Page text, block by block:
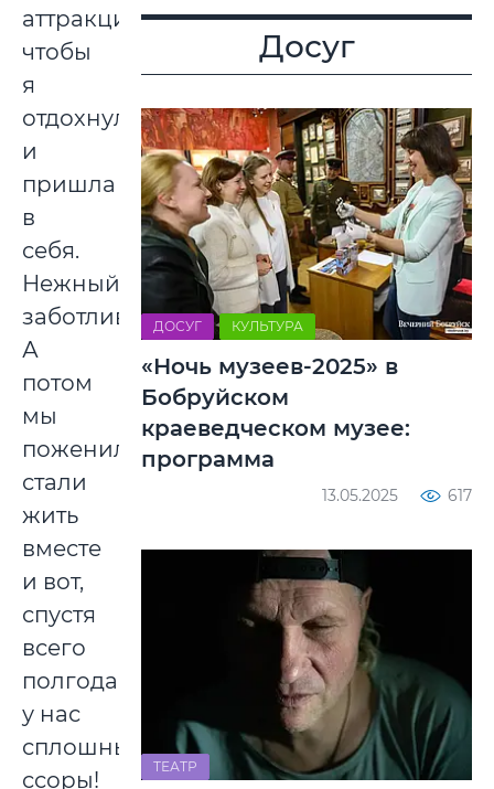
аттракционы,
чтобы
я
отдохнула
и
пришла
в
себя.
Нежный,
заботливый…
А
потом
мы
поженились,
стали
жить
вместе
и вот,
спустя
всего
полгода,
у нас
сплошные
ссоры!
Досуг
ДОСУГ КУЛЬТУРА
«Ночь музеев-2025» в
Бобруйском
краеведческом музее:
программа
13.05.2025 617
ТЕАТР